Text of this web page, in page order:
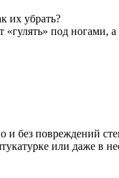
их убрать?
«гулять» под
и без повреждений
или даже в